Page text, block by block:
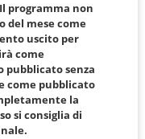
Il programma non
del mese come
uscito per
come
pubblicato senza
come pubblicato
la
si consiglia di